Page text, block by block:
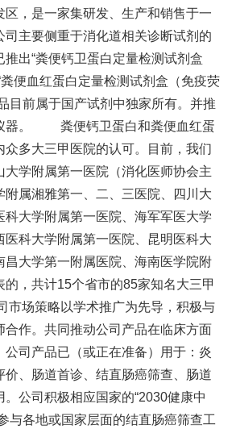
区，是一家集研发、生产和销售于一
司主要侧重于消化道相关诊断试剂的
出“粪便钙卫蛋白定量检测试剂盒
粪便血红蛋白定量检测试剂盒（免疫荧
目前属于国产试剂中独家所有。并推
器。 粪便钙卫蛋白和粪便血红蛋
众多大三甲医院的认可。目前，我们
大学附属第一医院（消化医师协会主
附属湘雅第一、二、三医院、四川大
科大学附属第一医院、海军军医大学
医科大学附属第一医院、昆明医科大
昌大学第一附属医院、海南医学院附
的，共计15个省市的85家知名大三甲
场策略以学术推广为先导，积极与
合作。共同推动公司产品在临床方面
公司产品已（或正在准备）用于：炎
价、肠道首诊、结直肠癌筛查、肠道
公司积极相应国家的“2030健康中
与各地或国家层面的结直肠癌筛查工